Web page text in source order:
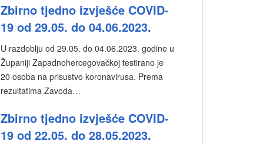
Zbirno tjedno izvješće COVID-
19 od 29.05. do 04.06.2023.
U razdoblju od 29.05. do 04.06.2023. godine u
Županiji Zapadnohercegovačkoj testirano je
20 osoba na prisustvo koronavirusa. Prema
rezultatima Zavoda…
Zbirno tjedno izvješće COVID-
19 od 22.05. do 28.05.2023.